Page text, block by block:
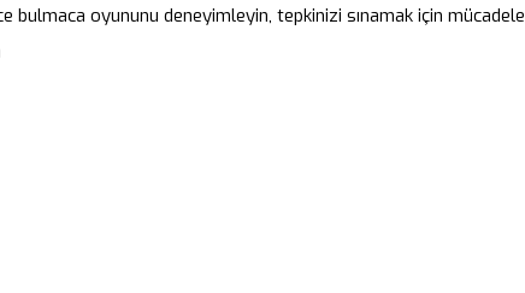
bulmaca oyununu deneyimleyin, tepkinizi sınamak için mücadele